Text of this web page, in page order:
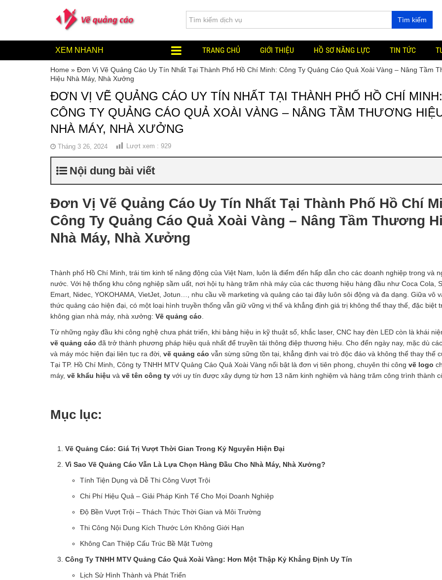
Tìm kiếm
XEM NHANH TRANG CHỦ GIỚI THIỆU HỒ SƠ NĂNG LỰC TIN TỨC
Home » Đơn Vị Vẽ Quảng Cáo Uy Tín Nhất Tại Thành Phố Hồ Chí Minh: Công Ty Quảng Cáo Quả Xoài Vàng – Nâng Tầm
Hiệu Nhà Máy, Nhà Xưởng
ĐƠN VỊ VẼ QUẢNG CÁO UY TÍN NHẤT TẠI THÀNH PHỐ HỒ CHÍ MINH:
CÔNG TY QUẢNG CÁO QUẢ XOÀI VÀNG – NÂNG TẦM THƯƠNG
NHÀ MÁY, NHÀ XƯỞNG
Tháng 3 26, 2024 Lượt xem : 929
Nội dung bài viết
Đơn Vị Vẽ Quảng Cáo Uy Tín Nhất Tại Thành Phố Hồ Chí
Công Ty Quảng Cáo Quả Xoài Vàng – Nâng Tầm Thương
Nhà Máy, Nhà Xưởng
Thành phố Hồ Chí Minh, trái tim kinh tế năng động của Việt Nam, luôn là điểm đến hấp dẫn cho các doanh nghiệp trong và
nước. Với hệ thống khu công nghiệp sầm uất, nơi hội tụ hàng trăm nhà máy của các thương hiệu hàng đầu như Coca Cola,
Emart, Nidec, YOKOHAMA, VietJet, Jotun…, nhu cầu về marketing và quảng cáo tại đây luôn sôi động và đa dạng. Giữa vô
thức quảng cáo hiện đại, có một loại hình truyền thống vẫn giữ vững vị thế và khẳng định giá trị không thể thay thế, đặc biệt
không gian nhà máy, nhà xưởng: Vẽ quảng cáo
Từ những ngày đầu khi công nghệ chưa phát triển, khi bảng hiệu in kỹ thuật số, khắc laser, CNC hay đèn LED còn là khái
vẽ quảng cáo đã trở thành phương pháp hiệu quả nhất để truyền tải thông điệp thương hiệu. Cho đến ngày nay, mặc dù
và máy móc hiện đại liên tục ra đời, vẽ quảng cáo vẫn sừng sững tồn tại, khẳng định vai trò độc đáo và không thể thay thế
Tại TP. Hồ Chí Minh, Công ty TNHH MTV Quảng Cáo Quả Xoài Vàng nổi bật là đơn vị tiên phong, chuyên thi công vẽ logo
máy, vẽ khẩu hiệu và vẽ tên công ty với uy tín được xây dựng từ hơn 13 năm kinh nghiệm và hàng trăm công trình thành
Mục lục:
Vẽ Quảng Cáo: Giá Trị Vượt Thời Gian Trong Kỷ Nguyên Hiện Đại
Vì Sao Vẽ Quảng Cáo Vẫn Là Lựa Chọn Hàng Đầu Cho Nhà Máy, Nhà Xưởng?
Tính Tiện Dụng và Dễ Thi Công Vượt Trội
Chi Phí Hiệu Quả – Giải Pháp Kinh Tế Cho Mọi Doanh Nghiệp
Độ Bền Vượt Trội – Thách Thức Thời Gian và Môi Trường
Thi Công Nội Dung Kích Thước Lớn Không Giới Hạn
Không Can Thiệp Cấu Trúc Bề Mặt Tường
Công Ty TNHH MTV Quảng Cáo Quả Xoài Vàng: Hơn Một Thập Kỷ Khẳng Định Uy Tín
Lịch Sử Hình Thành và Phát Triển